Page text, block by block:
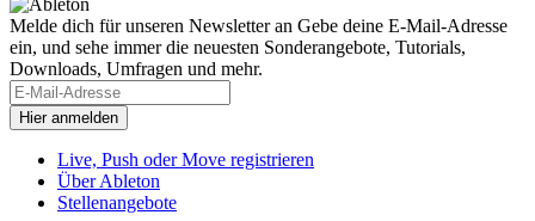
Melde dich für unseren Newsletter an Gebe deine E-Mail-Adresse
ein, und sehe immer die neuesten Sonderangebote, Tutorials,
Downloads, Umfragen und mehr.
Live, Push oder Move registrieren
Über Ableton
Stellenangebote